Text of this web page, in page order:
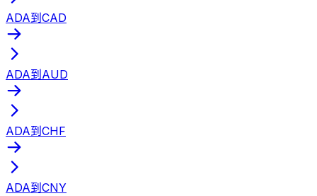
ADA到CAD
ADA到AUD
ADA到CHF
ADA到CNY